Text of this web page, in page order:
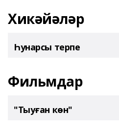
Хикәйәләр
Һунарсы терпе
Фильмдар
"Тыуған көн"